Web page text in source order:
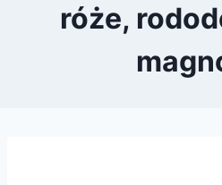
róże,